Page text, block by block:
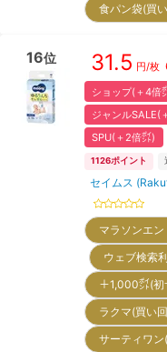
食パン袋(買
16位 31.5 円/枚
ショップ(＋4倍
ジャンルSALE(
SPU(＋2倍㌽)
1126ポイント
セイムス
マラソンエ
ウェブ検索
＋1,000㌽(
ラクマ(買い
サーティワ